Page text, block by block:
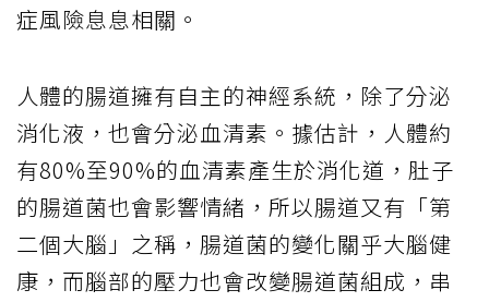
症風險息息相關。
人體的腸道擁有自主的神經系統，除了分泌
消化液，也會分泌血清素。據估計，人體約
有80%至90%的血清素產生於消化道，肚子
的腸道菌也會影響情緒，所以腸道又有「第
二個大腦」之稱，腸道菌的變化關乎大腦健
康，而腦部的壓力也會改變腸道菌組成，串